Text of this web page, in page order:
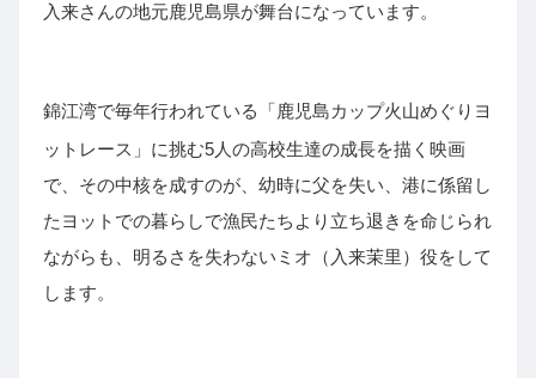
入来さんの地元鹿児島県が舞台になっています。
錦江湾で毎年行われている「鹿児島カップ火山めぐりヨ
ットレース」 に挑む5人の高校生達の成長を描く映画
で、その中核を成すのが、幼時に父を失い、港に係留し
たヨットでの暮らしで漁民たちより立ち退きを命じられ
ながらも、明るさを失わない ミオ（入来茉里 ）役をして
します。